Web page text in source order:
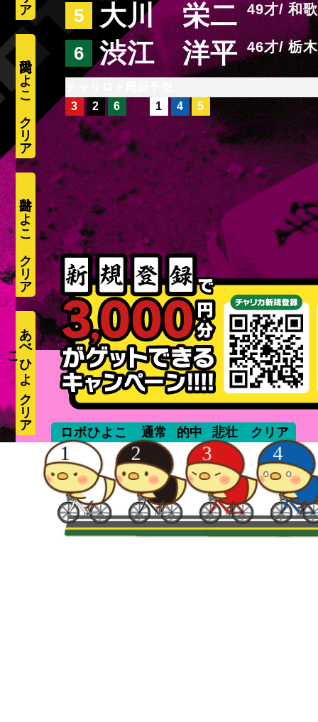
5 大川 栄二 49 和歌
6 渋江 洋平 46 栃木
3
2 6 1 4 5
ロボひよこ 通常 的中 悲壮
愛内ひよこ
井出ひよこ
あ
べ
ひ
よ
こ takizawa